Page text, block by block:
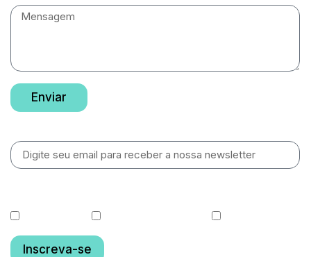
Enviar
Inscreva-se